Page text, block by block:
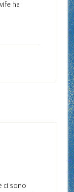
ha
ci sono